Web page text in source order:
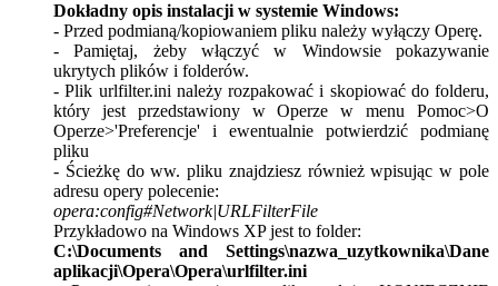
Dokładny opis instalacji w systemie Windows:
- Przed podmianą/kopiowaniem pliku należy wyłączy Operę.
- Pamiętaj, żeby włączyć w Windowsie pokazywanie
ukrytych plików i folderów.
- Plik urlfilter.ini należy rozpakować i skopiować do folderu,
który jest przedstawiony w Operze w menu Pomoc>O
Operze>'Preferencje' i ewentualnie potwierdzić podmianę
pliku
- Ścieżkę do ww. pliku znajdziesz również wpisując w pole
adresu opery polecenie:
opera:config#Network|URLFilterFile
Przykładowo na Windows XP jest to folder:
C:\Documents and Settings\nazwa_uzytkownika\Dane
aplikacji\Opera\Opera\urlfilter.ini